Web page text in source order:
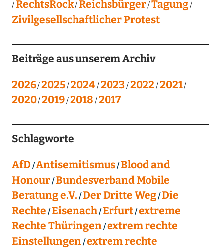
RechtsRock Reichsbürger Tagung
Zivilgesellschaftlicher Protest
Beiträge aus unserem Archiv
2026 2025 2024 2023 2022 2021
2020 2019 2018 2017
Schlagworte
AfD Antisemitismus Blood and
Honour Bundesverband Mobile
Beratung e.V. Der Dritte Weg Die
Rechte Eisenach Erfurt extreme
Rechte Thüringen extrem rechte
Einstellungen extrem rechte